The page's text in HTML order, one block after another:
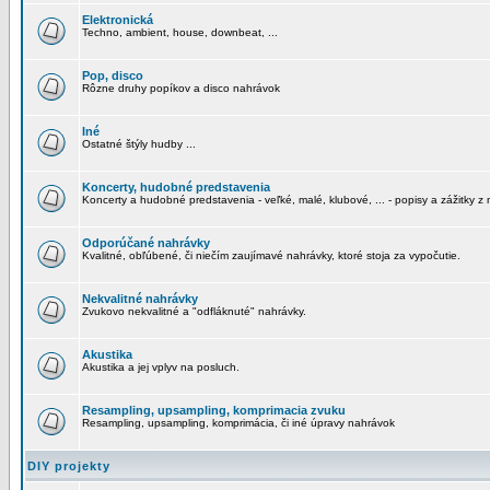
Elektronická
Techno, ambient, house, downbeat, ...
Pop, disco
Rôzne druhy popíkov a disco nahrávok
Iné
Ostatné štýly hudby ...
Koncerty, hudobné predstavenia
Koncerty a hudobné predstavenia - veľké, malé, klubové, ... - popisy a zážitky z
Odporúčané nahrávky
Kvalitné, obľúbené, či niečím zaujímavé nahrávky, ktoré stoja za vypočutie.
Nekvalitné nahrávky
Zvukovo nekvalitné a "odfláknuté" nahrávky.
Akustika
Akustika a jej vplyv na posluch.
Resampling, upsampling, komprimacia zvuku
Resampling, upsampling, komprimácia, či iné úpravy nahrávok
DIY projekty